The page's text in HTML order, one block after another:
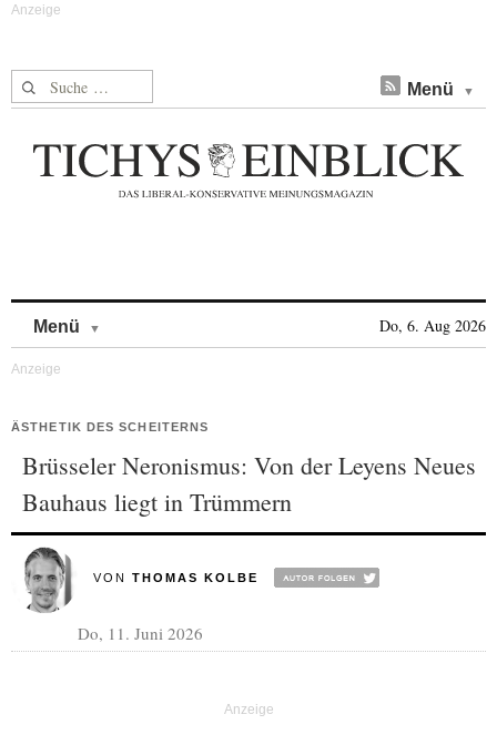
Suche nach: Menü
Menü Do, 6. Aug 2026
ÄSTHETIK DES SCHEITERNS
Brüsseler Neronismus: Von der Leyens Neues
Bauhaus liegt in Trümmern
VON THOMAS KOLBE
Do, 11. Juni 2026